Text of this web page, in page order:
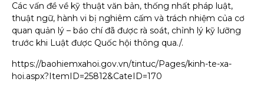
Các vấn đề về kỹ thuật văn bản, thống nhất pháp luật,
thuật ngữ, hành vi bị nghiêm cấm và trách nhiệm của cơ
quan quản lý – báo chí đã được rà soát, chỉnh lý kỹ lưỡng
trước khi Luật được Quốc hội thông qua./.
https://baohiemxahoi.gov.vn/tintuc/Pages/kinh-te-xa-
hoi.aspx?ItemID=25812&CateID=170